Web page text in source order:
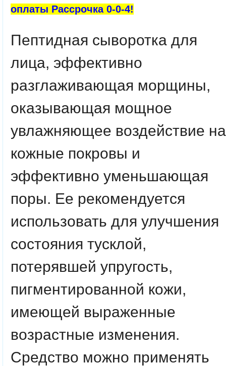
оплаты Рассрочка 0-0-4!
Пептидная сыворотка для
лица, эффективно
разглаживающая морщины,
оказывающая мощное
увлажняющее воздействие на
кожные покровы и
эффективно уменьшающая
поры. Ее рекомендуется
использовать для улучшения
состояния тусклой,
потерявшей упругость,
пигментированной кожи,
имеющей выраженные
возрастные изменения.
Средство можно применять